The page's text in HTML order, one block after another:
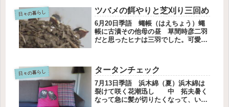
だちが、今回も手配してくれました。
旅の大まかな予定も。4年ぶりかし...
日々の暮らし ツバメの餌やりと芝刈り三回め
6月20日季語 蠅帳（はえちょう）蠅
帳に古漬その他母の昼 草間時彦二羽
だと思ったヒナは三羽でした。可愛く
のクリクリもかわいい。記念撮影で
す。みんなお利口に待っているのよ。
美...
日々の暮らし タータンチェック
7月13日季語 浜木綿（夏）浜木綿は
裂けて咲く花潮迅し 中 拓夫暑く
なって急に髪が切りたくなって、いつ